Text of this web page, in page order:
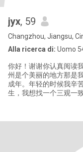
jyx, 59
Changzhou, Jiangsu,
Alla ricerca di: Uomo
你好！谢谢你认真阅读
州是个美丽的地方那是
成年。年轻的时候我辛
生，我想找一个三观一
己经退休，我喜欢旅游
烘焙，家人朋友都说好